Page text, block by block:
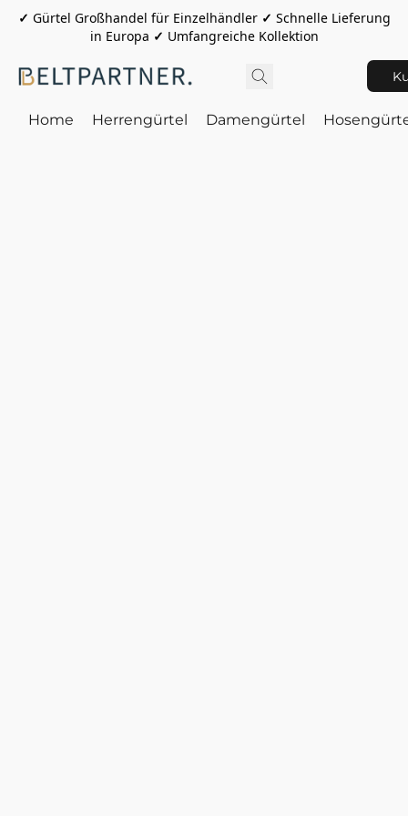
✓ Gürtel Großhandel für Einzelhändler ✓ Schnelle Lieferung
in Europa ✓ Umfangreiche Kollektion
Home Herrengürtel Damengürtel